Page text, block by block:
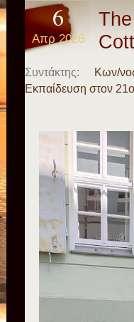
6
Απρ 2026
Συντάκτης: Κων/
Εκπαίδευση στον